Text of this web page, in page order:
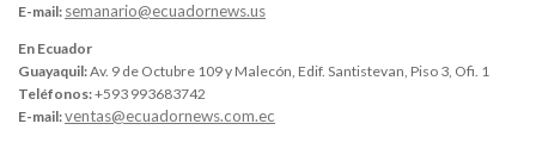
E-mail: semanario@ecuadornews.us
En Ecuador
Guayaquil:Av. 9 de Octubre 109 y Malecón, Edif. Santistevan, Piso 3, Ofi. 1
Teléfonos:+593 993683742
E-mail:ventas@ecuadornews.com.ec